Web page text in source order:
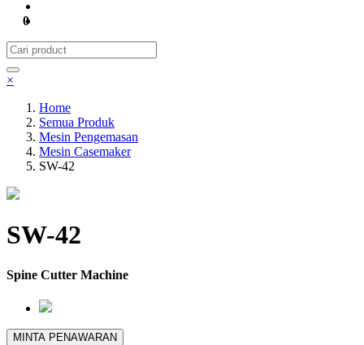
0
×
Home
Semua Produk
Mesin Pengemasan
Mesin Casemaker
SW-42
SW-42
Spine Cutter Machine
MINTA PENAWARAN